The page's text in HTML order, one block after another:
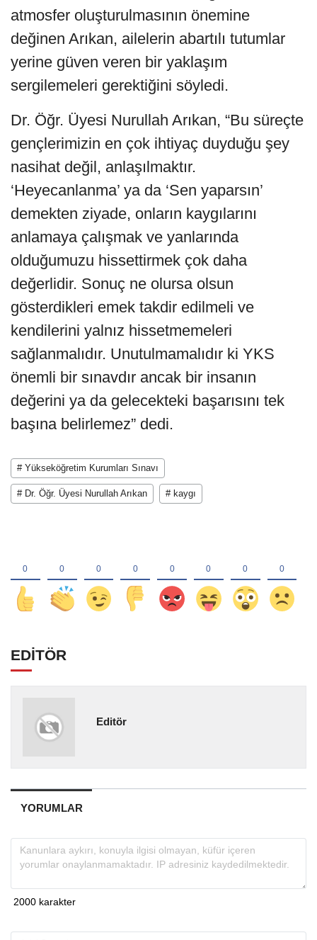
atmosfer oluşturulmasının önemine
değinen Arıkan, ailelerin abartılı tutumlar
yerine güven veren bir yaklaşım
sergilemeleri gerektiğini söyledi.
Dr. Öğr. Üyesi Nurullah Arıkan, “Bu süreçte
gençlerimizin en çok ihtiyaç duyduğu şey
nasihat değil, anlaşılmaktır.
‘Heyecanlanma’ ya da ‘Sen yaparsın’
demekten ziyade, onların kaygılarını
anlamaya çalışmak ve yanlarında
olduğumuzu hissettirmek çok daha
değerlidir. Sonuç ne olursa olsun
gösterdikleri emek takdir edilmeli ve
kendilerini yalnız hissetmemeleri
sağlanmalıdır. Unutulmamalıdır ki YKS
önemli bir sınavdır ancak bir insanın
değerini ya da gelecekteki başarısını tek
başına belirlemez” dedi.
# Yükseköğretim Kurumları Sınavı
# Dr. Öğr. Üyesi Nurullah Arıkan # kaygı
EDİTÖR
Editör
YORUMLAR